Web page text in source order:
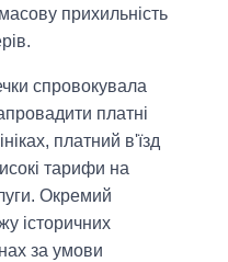
прихильність
спровокувала
платні
платний в'їзд
тарифи на
Окремий
історичних
за умови